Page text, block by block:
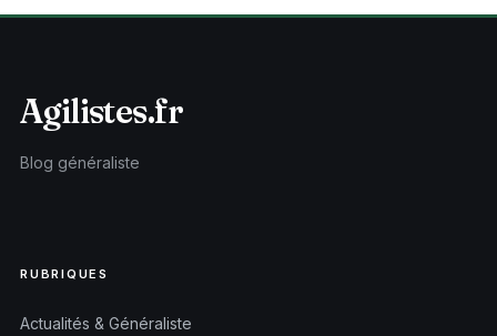
Agilistes.fr
Blog généraliste
RUBRIQUES
Actualités & Généraliste